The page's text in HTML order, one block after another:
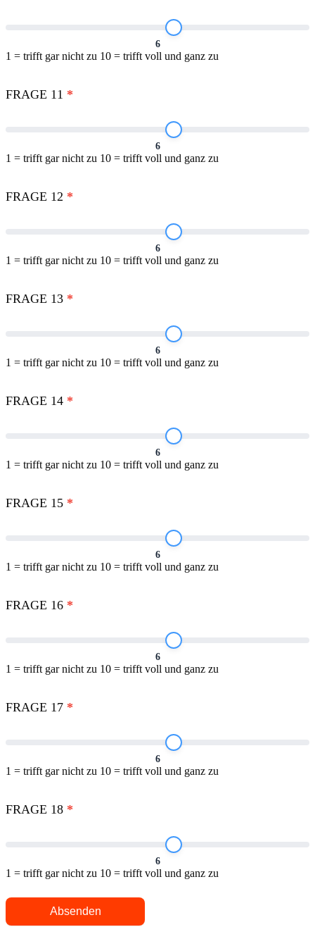
6
1 = trifft gar nicht zu 10 = trifft voll und ganz zu
FRAGE 11 *
6
1 = trifft gar nicht zu 10 = trifft voll und ganz zu
FRAGE 12 *
6
1 = trifft gar nicht zu 10 = trifft voll und ganz zu
FRAGE 13 *
6
1 = trifft gar nicht zu 10 = trifft voll und ganz zu
FRAGE 14 *
6
1 = trifft gar nicht zu 10 = trifft voll und ganz zu
FRAGE 15 *
6
1 = trifft gar nicht zu 10 = trifft voll und ganz zu
FRAGE 16 *
6
1 = trifft gar nicht zu 10 = trifft voll und ganz zu
FRAGE 17 *
6
1 = trifft gar nicht zu 10 = trifft voll und ganz zu
FRAGE 18 *
6
1 = trifft gar nicht zu 10 = trifft voll und ganz zu
Absenden